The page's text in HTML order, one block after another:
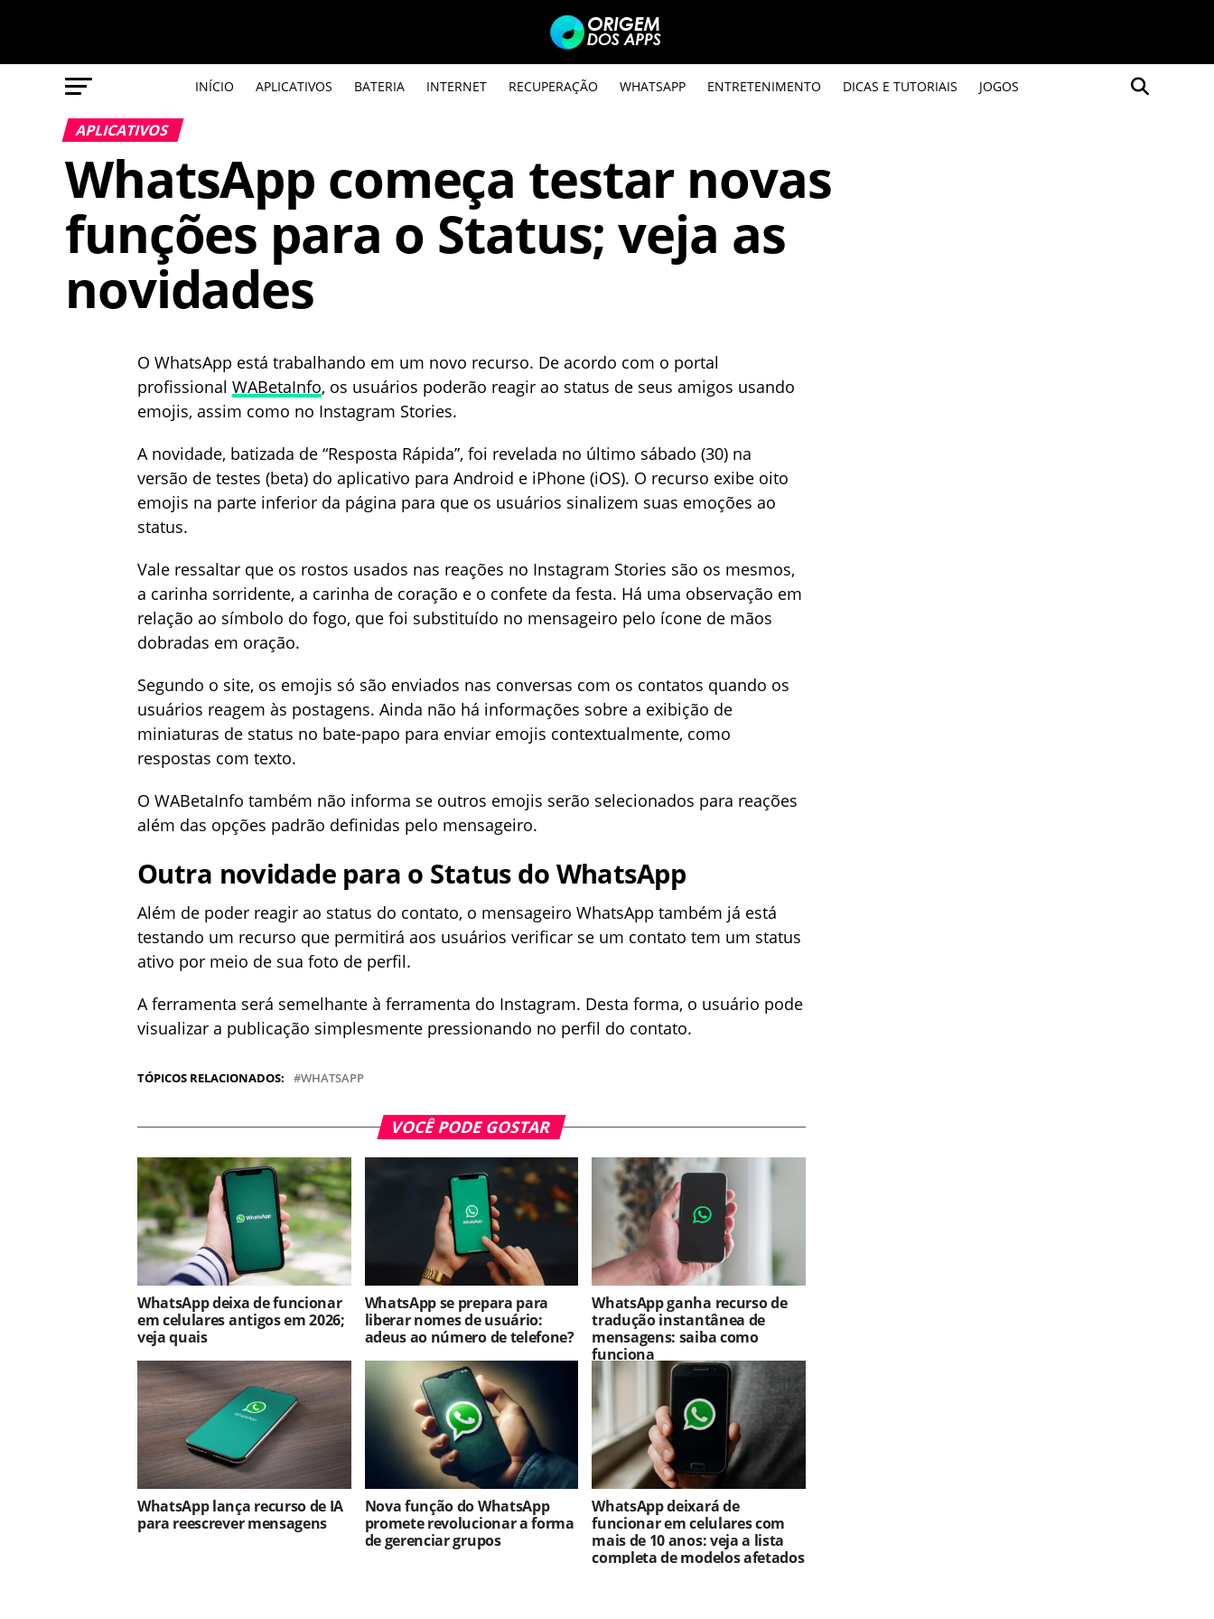
INÍCIO APLICATIVOS BATERIA INTERNET RECUPERAÇÃO WHATSAPP ENTRETENIMENTO DICAS E TUTORIAIS JOGOS
APLICATIVOS
WhatsApp começa testar novas
funções para o Status; veja as
novidades
O WhatsApp está trabalhando em um novo recurso. De acordo com o portal
profissional WABetaInfo, os usuários poderão reagir ao status de seus amigos usando
emojis, assim como no Instagram Stories.
A novidade, batizada de “Resposta Rápida”, foi revelada no último sábado (30) na
versão de testes (beta) do aplicativo para Android e iPhone (iOS). O recurso exibe oito
emojis na parte inferior da página para que os usuários sinalizem suas emoções ao
status.
Vale ressaltar que os rostos usados ​​nas reações no Instagram Stories são os mesmos,
a carinha sorridente, a carinha de coração e o confete da festa. Há uma observação em
relação ao símbolo do fogo, que foi substituído no mensageiro pelo ícone de mãos
dobradas em oração.
Segundo o site, os emojis só são enviados nas conversas com os contatos quando os
usuários reagem às postagens. Ainda não há informações sobre a exibição de
miniaturas de status no bate-papo para enviar emojis contextualmente, como
respostas com texto.
O WABetaInfo também não informa se outros emojis serão selecionados para reações
além das opções padrão definidas pelo mensageiro.
Outra novidade para o Status do WhatsApp
Além de poder reagir ao status do contato, o mensageiro WhatsApp também já está
testando um recurso que permitirá aos usuários verificar se um contato tem um status
ativo por meio de sua foto de perfil.
A ferramenta será semelhante à ferramenta do Instagram. Desta forma, o usuário pode
visualizar a publicação simplesmente pressionando no perfil do contato.
TÓPICOS RELACIONADOS: WHATSAPP
VOCÊ PODE GOSTAR
WhatsApp deixa de funcionar
em celulares antigos em 2026;
veja quais
WhatsApp se prepara para
liberar nomes de usuário:
adeus ao número de telefone?
WhatsApp ganha recurso de
tradução instantânea de
mensagens: saiba como
funciona
WhatsApp lança recurso de IA
para reescrever mensagens
Nova função do WhatsApp
promete revolucionar a forma
de gerenciar grupos
WhatsApp deixará de
funcionar em celulares com
mais de 10 anos: veja a lista
completa de modelos afetados